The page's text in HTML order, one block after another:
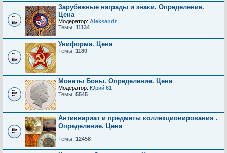
Зарубежные награды и знаки. Определение.
Цена
Модератор: Aleksandr
Темы: 11134
Униформа. Цена
Темы: 1180
Монеты Боны. Определение. Цена
Модератор: Юрий 61
Темы: 5545
Антиквариат и предметы коллекционирования .
Определение. Цена
Темы: 12458